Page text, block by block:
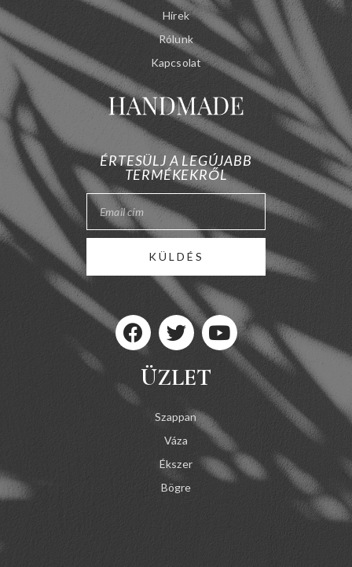
Hírek
Rólunk
Kapcsolat
ÉRTESÜLJ A LEGÚJABB
TERMÉKEKRŐL
KÜLDÉS
ÜZLET
Szappan
Váza
Ékszer
Bögre